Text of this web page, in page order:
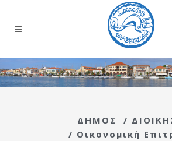
ΔΗΜΟΣ /
/ Οικονομική